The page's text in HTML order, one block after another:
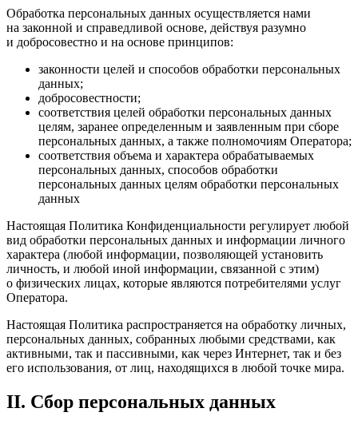
Обработка персональных данных осуществляется нами
на законной и справедливой основе, действуя разумно
и добросовестно и на основе принципов:
законности целей и способов обработки персональных
данных;
добросовестности;
соответствия целей обработки персональных данных
целям, заранее определенным и заявленным при сборе
персональных данных, а также полномочиям Оператора;
соответствия объема и характера обрабатываемых
персональных данных, способов обработки
персональных данных целям обработки персональных
данных
Настоящая Политика Конфиденциальности регулирует любой
вид обработки персональных данных и информации личного
характера (любой информации, позволяющей установить
личность, и любой иной информации, связанной с этим)
о физических лицах, которые являются потребителями услуг
Оператора.
Настоящая Политика распространяется на обработку личных,
персональных данных, собранных любыми средствами, как
активными, так и пассивными, как через Интернет, так и без
его использования, от лиц, находящихся в любой точке мира.
II. Сбор персональных данных